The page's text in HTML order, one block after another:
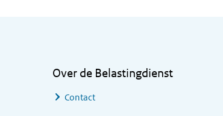
Over de Belastingdienst
Contact